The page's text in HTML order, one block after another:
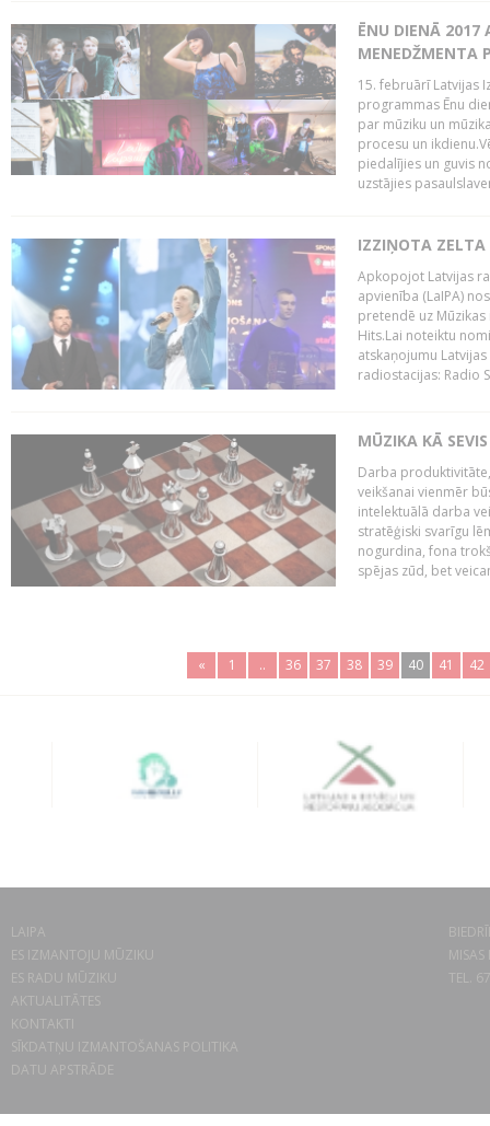
ĒNU DIENĀ 2017
MENEDŽMENTA
15. februārī Latvijas
programmas Ēnu
par mūziku un
procesu un
piedalījies un guvis
uzstājies
IZZIŅOTA ZELTA
Apkopojot Latvijas
apvienība (LaIPA)
pretendē uz
Hits.Lai noteiktu
atskaņojumu
radiostacijas: Radio
MŪZIKA KĀ
Darba
veikšanai vienmēr
intelektuālā darba
stratēģiski svarīgu
nogurdina, fona
spējas zūd, bet
« 1 .. 36 37 38 39 40 41 42
LAIPA
ES IZMANTOJU MŪZIKU
ES RADU MŪZIKU
AKTUALITĀTES
KONTAKTI
SĪKDATŅU IZMANTOŠANAS POLITIKA
DATU APSTRĀDE
TEL.